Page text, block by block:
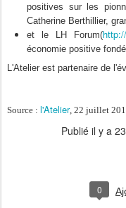
positives sur les
Catherine Berthillier,
et le LH Forum(
économie positive
L'Atelier est partenaire de
Source : l'Atelier, 22 juillet
Publié il y a
0